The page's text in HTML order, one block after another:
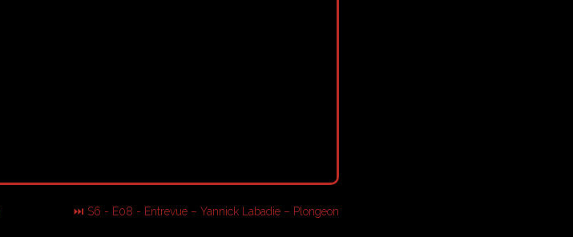
⏭ S6 - E08 - Entrevue – Yannick Labadie – Plongeon